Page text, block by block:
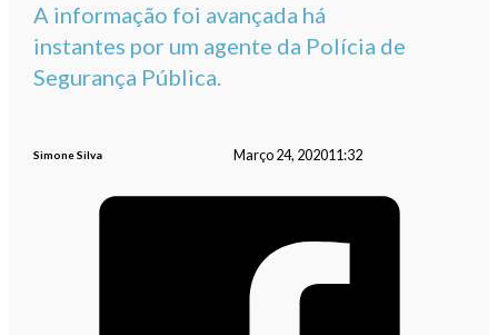
A informação foi avançada há
instantes por um agente da Polícia de
Segurança Pública.
Simone Silva Março 24, 202011:32